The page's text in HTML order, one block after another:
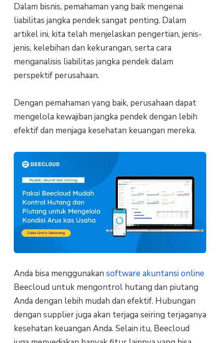
Dalam bisnis, pemahaman yang baik mengenai
liabilitas jangka pendek sangat penting. Dalam
artikel ini, kita telah menjelaskan pengertian, jenis-
jenis, kelebihan dan kekurangan, serta cara
menganalisis liabilitas jangka pendek dalam
perspektif perusahaan.
Dengan pemahaman yang baik, perusahaan dapat
mengelola kewajiban jangka pendek dengan lebih
efektif dan menjaga kesehatan keuangan mereka.
Anda bisa menggunakan software akuntansi online
Beecloud untuk mengontrol hutang dan piutang
Anda dengan lebih mudah dan efektif. Hubungan
dengan supplier juga akan terjaga seiring terjaganya
kesehatan keuangan Anda. Selain itu, Beecloud